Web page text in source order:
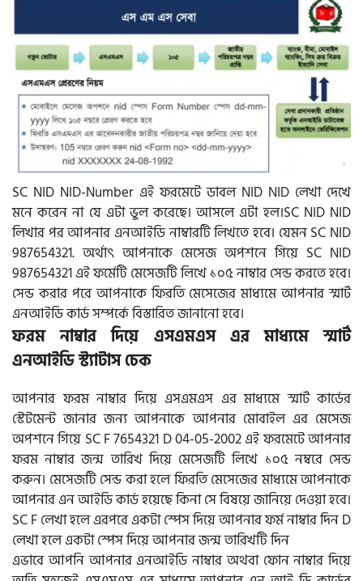
SC NID NID-Number এই ফরমেটে ডাবল NID NID লেখা দেখে
মনে করেন না যে এটা ভুল করেছে। আসলে এটা হল।SC NID NID
লিখার পর আপনার এনআইডি নাম্বারটি লিখতে হবে। যেমন SC NID
987654321. অর্থাৎ আপনাকে মেসেজ অপশনে গিয়ে SC NID
987654321 এই ফর্মেটি মেসেজটি লিখে ১০৫ নাম্বার সেন্ড করতে হবে।
সেন্ড করার পরে আপনাকে ফিরতি মেসেজের মাধ্যমে আপনার স্মার্ট
এনআইডি কার্ড সম্পর্কে বিস্তারিত জানানো হবে।
ফরম নাম্বার দিয়ে এসএমএস এর মাধ্যমে স্মার্ট
এনআইডি স্ট্যাটাস চেক
আপনার ফরম নাম্বার দিয়ে এসএমএস এর মাধ্যমে স্মার্ট কার্ডের
স্টেটমেন্ট জানার জন্য আপনাকে আপনার মোবাইল এর মেসেজ
অপশনে গিয়ে SC F 7654321 D 04-05-2002 এই ফরমেটে আপনার
ফরম নাম্বার জন্ম তারিখ দিয়ে মেসেজটি লিখে ১০৫ নম্বরে সেন্ড
করুন। মেসেজটি সেন্ড করা হলে ফিরতি মেসেজের মাধ্যমে আপনাকে
আপনার এন আইডি কার্ড হয়েছে কিনা সে বিষয়ে জানিয়ে দেওয়া হবে।
SC F লেখা হলে এরপরে একটা স্পেস দিয়ে আপনার ফর্ম নাম্বার দিন D
লেখা হলে একটা স্পেস দিয়ে আপনার জন্ম তারিখটি দিন
এভাবে আপনি আপনার এনআইডি নাম্বার অথবা ফোন নাম্বার দিয়ে